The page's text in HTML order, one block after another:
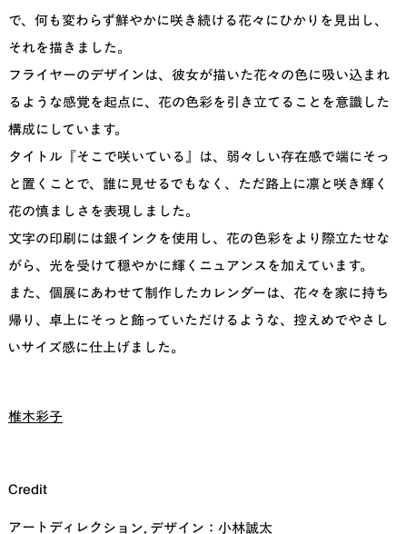
で、何も変わらず鮮やかに咲き続ける花々にひかりを見出し、
それを描きました。
フライヤーのデザインは、彼女が描いた花々の色に吸い込まれ
るような感覚を起点に、花の色彩を引き立てることを意識した
構成にしています。
タイトル『そこで咲いている』は、弱々しい存在感で端にそっ
と置くことで、誰に見せるでもなく、ただ路上に凛と咲き輝く
花の慎ましさを表現しました。
文字の印刷には銀インクを使用し、花の色彩をより際立たせな
がら、光を受けて穏やかに輝くニュアンスを加えています。
また、個展にあわせて制作したカレンダーは、花々を家に持ち
帰り、卓上にそっと飾っていただけるような、控えめでやさし
いサイズ感に仕上げました。
椎木彩子
Credit
アートディレクション, デザイン ：小林誠太